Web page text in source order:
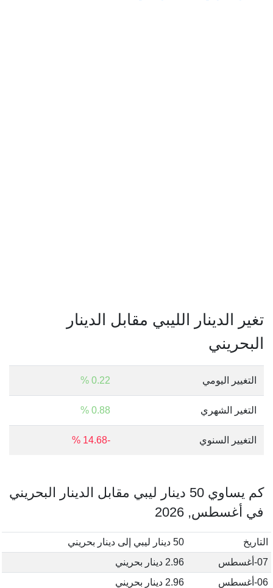
تغير الدينار الليبي مقابل الدينار
البحريني
التغيير اليومي 0.22 %
التغير الشهري 0.88 %
التغيير السنوي -14.68 %
كم يساوي 50 دينار ليبي مقابل الدينار البحريني
في أغسطس, 2026
التاريخ
50 دينار ليبي إلى دينار بحريني
07-أغسطس
2.96 دينار بحريني
06-أغسطس
2.96 دينار بحريني